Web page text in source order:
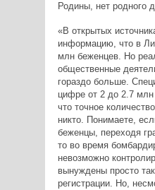
Родины, нет родного
«В открытых
информацию, что в
млн беженцев. Но
общественные
гораздо больше.
цифре от 2 до 2.7
что точное
никто. Понимаете,
беженцы, переходя
то во время
невозможно
вынуждены просто
регистрации. Но,